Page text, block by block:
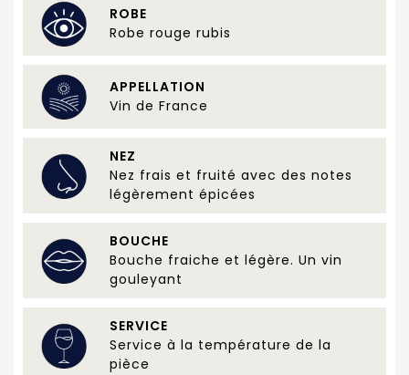
ROBE
Robe rouge rubis
APPELLATION
Vin de France
NEZ
Nez frais et fruité avec des notes
légèrement épicées
BOUCHE
Bouche fraiche et légère. Un vin
gouleyant
SERVICE
Service à la température de la
pièce